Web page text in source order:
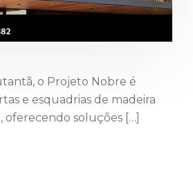
o Projeto Nobre é
e esquadrias de madeira
oferecendo soluções […]